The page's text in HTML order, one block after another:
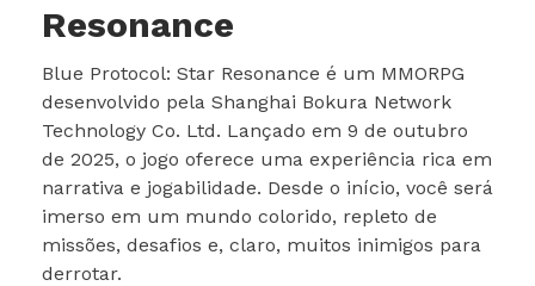
Resonance
Blue Protocol: Star Resonance é um MMORPG
desenvolvido pela Shanghai Bokura Network
Technology Co. Ltd. Lançado em 9 de outubro
de 2025, o jogo oferece uma experiência rica em
narrativa e jogabilidade. Desde o início, você será
imerso em um mundo colorido, repleto de
missões, desafios e, claro, muitos inimigos para
derrotar.